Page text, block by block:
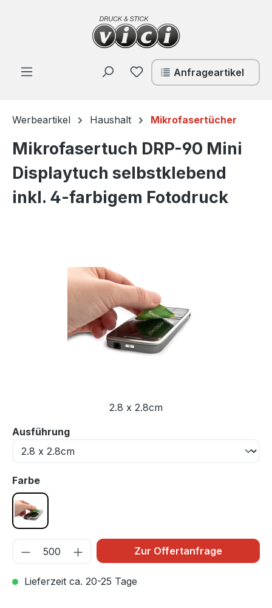
Zum Hauptinhalt springen
Du hast 0 Produkte auf
Anfrageartikel
Werbeartikel Haushalt Mikrofasertücher
Mikrofasertuch DRP-90 Mini
Displaytuch selbstklebend
inkl. 4-farbigem Fotodruck
2.8 x 2.8cm
Ausführungauswählen
Farbeauswählen
unbestimmt
Zur Offertanfrage
Lieferzeit ca. 20-25 Tage